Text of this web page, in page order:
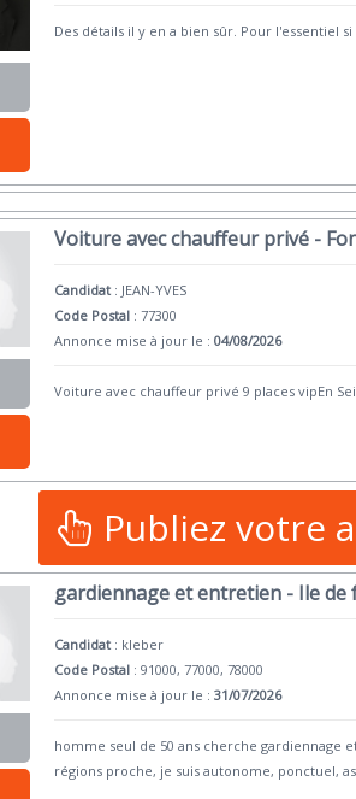
Des détails il y en a bien sûr. Pour l'essentiel
Voiture avec chauffeur privé -
Candidat : JEAN-YVES
Code Postal : 77300
Annonce mise à jour le :04/08/2026
Voiture avec chauffeur privé 9 places vipEn
Publiez votre
gardiennage et entretien - Ile de
Candidat : kleber
Code Postal : 91000, 77000, 78000
Annonce mise à jour le :31/07/2026
homme seul de 50 ans cherche
régions proche, je suis autonome, ponctuel,